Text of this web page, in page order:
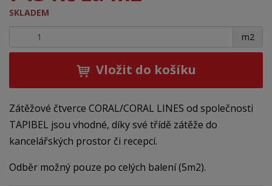
SKLADEM
m2
+ -
Vložit do košíku
Zátěžové čtverce CORAL/CORAL LINES od společnosti
TAPIBEL jsou vhodné, díky své třídě zátěže do
kancelářských prostor či recepcí.
Odběr možný pouze po celých balení (5m2).